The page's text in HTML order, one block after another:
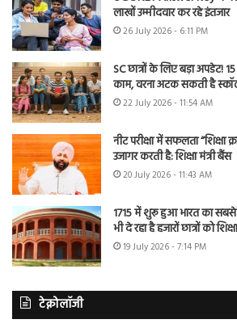
लाखों उम्मीदवार कर रहे इंतजार
26 July 2026 - 6:11 PM
SC छात्रों के लिए बड़ा
काम, वरना अटक सकती है
22 July 2026 - 11:54 AM
नीट परीक्षा में सफलता “शिक्षा
उजागर करती है: शिक्षा मंत्री बैंस
20 July 2026 - 11:43 AM
1715 में शुरू हुआ भारत का
भी दे रहा है हजारों छात्रों को शिक्षा
19 July 2026 - 7:14 PM
टेक्नोलॉजी